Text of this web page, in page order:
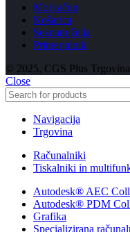
Moj račun
Košarica
Seznam želja
Primerjalnik
© 2025, CGS Plus
Close
Navigacija
Trgovina
Računalniki
Tiskalniki in
Autodesk® AEC
Autodesk® PDM
Grafika
Specializirana